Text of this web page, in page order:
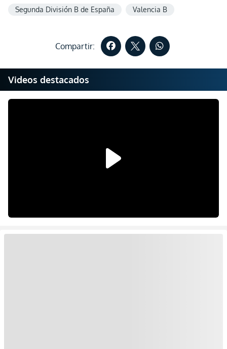
Segunda División B de España
Valencia B
Compartir:
Videos destacados